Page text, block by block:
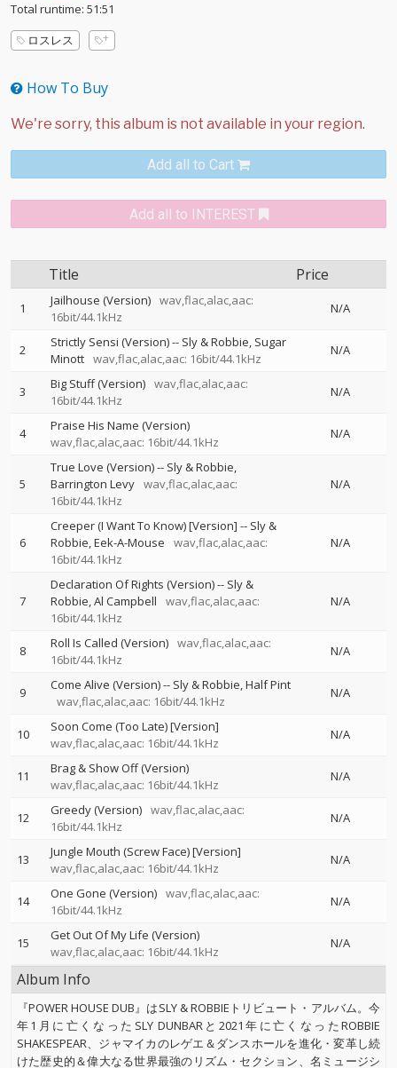
Total runtime: 51:51
ロスレス
How To Buy
Add all to Cart
Add all to INTEREST
Title Price
1 Jailhouse (Version) wav,flac,alac,aac:
16bit/44.1kHz
N/A
2 Strictly Sensi (Version)-- Sly & Robbie Sugar
Minott wav,flac,alac,aac: 16bit/44.1kHz
N/A
3 Big Stuff (Version) wav,flac,alac,aac:
16bit/44.1kHz
N/A
4
Praise His Name (Version)
wav,flac,alac,aac: 16bit/44.1kHz
N/A
5
True Love (Version)-- Sly & Robbie
Barrington Levy wav,flac,alac,aac:
16bit/44.1kHz
N/A
6
Creeper (I Want To Know) [Version] -- Sly &
Robbie Eek-A-Mouse
wav,flac,alac,aac:
16bit/44.1kHz
N/A
7
Declaration Of Rights (Version)-- Sly &
Robbie Al Campbell
wav,flac,alac,aac:
16bit/44.1kHz
N/A
8 Roll Is Called (Version) wav,flac,alac,aac:
16bit/44.1kHz
N/A
9 Come Alive (Version)-- Sly & Robbie Half Pint
wav,flac,alac,aac: 16bit/44.1kHz
N/A
10
Soon Come (Too Late) [Version]
wav,flac,alac,aac: 16bit/44.1kHz
N/A
11
Brag & Show Off (Version)
wav,flac,alac,aac: 16bit/44.1kHz
N/A
12 Greedy (Version) wav,flac,alac,aac:
16bit/44.1kHz
N/A
13
Jungle Mouth (Screw Face) [Version]
wav,flac,alac,aac: 16bit/44.1kHz
N/A
14 One Gone (Version) wav,flac,alac,aac:
16bit/44.1kHz
N/A
15
Get Out Of My Life (Version)
wav,flac,alac,aac: 16bit/44.1kHz
N/A
Album Info
『POWER HOUSE DUB』はSLY & ROBBIEトリビュート・アルバム。今
年1月に亡くなったSLY DUNBARと2021年に亡くなったROBBIE
SHAKESPEAR、ジャマイカのレゲエ＆ダンスホールを進化・変革し続
けた歴史的＆偉大なる世界最強のリズム・セクション、名ミュージシ